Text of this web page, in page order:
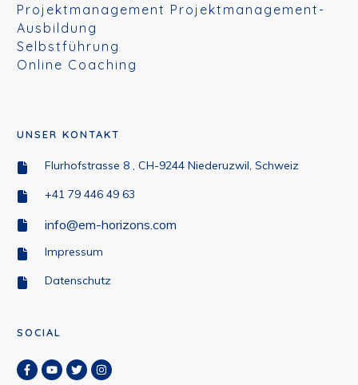
Projektmanagement Projektmanagement-
Ausbildung
Selbstführung
Online Coaching
UNSER KONTAKT
Flurhofstrasse 8 , CH-9244 Niederuzwil, Schweiz
+41 79 446 49 63
info@em-horizons.com
Impressum
Datenschutz
SOCIAL